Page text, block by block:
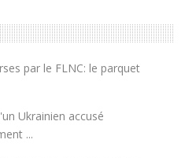
par le FLNC: le parquet
Ukrainien accusé
...